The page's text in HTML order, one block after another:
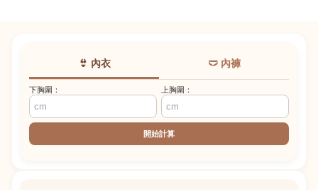
👙 內衣 🩲 內褲
下胸圍： 上胸圍：
開始計算